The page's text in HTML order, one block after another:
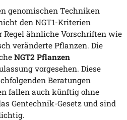
genomischen Techniken
den NGT1-Kriterien
Regel ähnliche Vorschriften wie
veränderte Pflanzen. Die
NGT2 Pflanzen
vorgesehen. Diese
Beratungen
fallen auch künftig ohne
Gentechnik-Gesetz und sind